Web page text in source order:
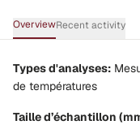
OverviewRecent activity
Types d'analyses:
de températures
Taille d’échantillon